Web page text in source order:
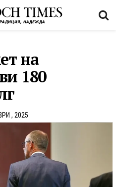
на
180
, 2025